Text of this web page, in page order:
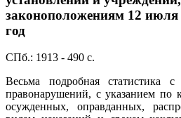
законоположениям 12 июля
год
СПб.: 1913 - 490 с.
Весьма подробная статистика
правонарушений, с указанием по
осужденных, оправданных,